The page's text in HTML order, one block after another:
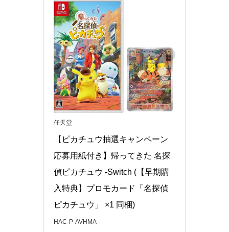
任天堂
【ピカチュウ抽選キャンペーン
応募用紙付き】帰ってきた 名探
偵ピカチュウ -Switch (【早期購
入特典】プロモカード「名探偵
ピカチュウ」 ×1 同梱)
HAC-P-AVHMA